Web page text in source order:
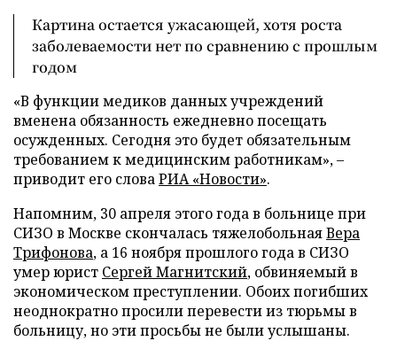
Картина остается ужасающей, хотя роста
заболеваемости нет по сравнению с прошлым
годом
«В функции медиков данных учреждений
вменена обязанность ежедневно посещать
осужденных. Сегодня это будет обязательным
требованием к медицинским работникам», –
приводит его словаРИА «Новости».
Напомним, 30 апреля этого года в больнице при
СИЗО в Москве скончалась тяжелобольнаяВера
Трифонова, а 16 ноября прошлого года в СИЗО
умер юрист Сергей Магнитский, обвиняемый в
экономическом преступлении. Обоих погибших
неоднократно просили перевести из тюрьмы в
больницу, но эти просьбы не были услышаны.